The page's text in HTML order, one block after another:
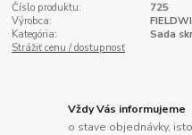
Číslo produktu:
725
Výrobca:
Kategória:
Sada
Strážiť cenu / dostupnosť
Vždy Vás informujeme
o stave objednávky,